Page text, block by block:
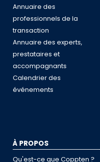
Annuaire des
professionnels de la
transaction
Annuaire des experts,
prestataires et
accompagnants
Calendrier des
événements
À PROPOS
Qu'est-ce que Coppten ?